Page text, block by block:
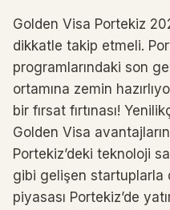
Golden Visa Portekiz
dikkatle takip etmeli.
programlarındaki son
ortamına zemin
bir fırsat fırtınası!
Golden Visa
Portekiz’deki teknoloji
gibi gelişen startuplarla
piyasası Portekiz’de